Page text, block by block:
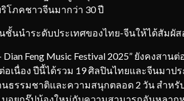
โภคชาวจีนมากว่า 30 ปี
ชั้นนำระดับประเทศของไทย-จีนให้ได้สัมผั
Dian Feng Music Festival 2025” ยังคงส
เนื่อง ปีนี้ได้รวม 19 ศิลปินไทยและจีนมาป
ธรรมชาติและความสนุกตลอด 2 วัน สำหรั